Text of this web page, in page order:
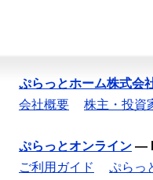
ぷらっとホーム株式会
会社概要
株主・投資
ぷらっとオンライン —
ご利用ガイド
ぷらっ